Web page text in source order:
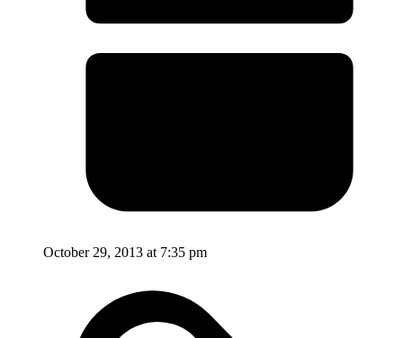
October 29, 2013 at 7:35 pm